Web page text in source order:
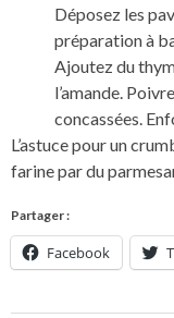
Déposez les
préparation à
Ajoutez du
l’amande.
concassées.
L’astuce pour un
farine par du
Partager :
Facebook